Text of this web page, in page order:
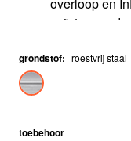
geïntegreerd
grondstof: roestvrij staal
toebehoor